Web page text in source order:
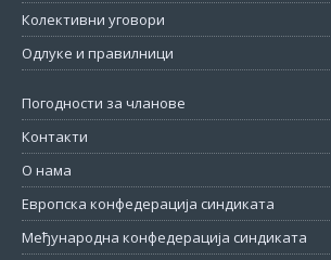
Колективни уговори
Одлуке и правилници
Погодности за чланове
Контакти
О нама
Европска конфедерација синдиката
Међународна конфедерација синдиката